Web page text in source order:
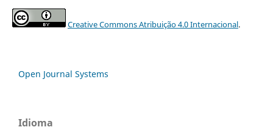
Creative Commons Atribuição 4.0 Internacional.
Open Journal Systems
Idioma